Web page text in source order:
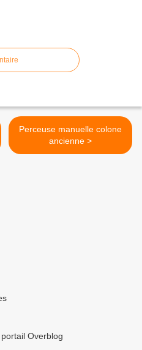
Perceuse manuelle colone
ancienne >
Overblog